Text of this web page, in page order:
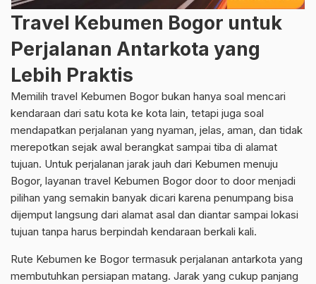
Travel Kebumen Bogor untuk
Perjalanan Antarkota yang
Lebih Praktis
Memilih travel Kebumen Bogor bukan hanya soal mencari
kendaraan dari satu kota ke kota lain, tetapi juga soal
mendapatkan perjalanan yang nyaman, jelas, aman, dan tidak
merepotkan sejak awal berangkat sampai tiba di alamat
tujuan. Untuk perjalanan jarak jauh dari Kebumen menuju
Bogor, layanan travel Kebumen Bogor door to door menjadi
pilihan yang semakin banyak dicari karena penumpang bisa
dijemput langsung dari alamat asal dan diantar sampai lokasi
tujuan tanpa harus berpindah kendaraan berkali kali.
Rute Kebumen ke Bogor termasuk perjalanan antarkota yang
membutuhkan persiapan matang. Jarak yang cukup panjang